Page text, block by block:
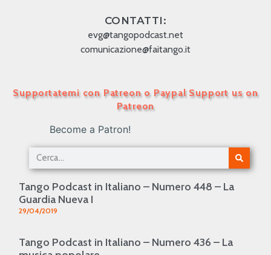
CONTATTI:
evg@tangopodcast.net
comunicazione@faitango.it
Supportatemi con Patreon o Paypal Support us on
Patreon
Become a Patron!
Tango Podcast in Italiano – Numero 448 – La
Guardia Nueva I
29/04/2019
Tango Podcast in Italiano – Numero 436 – La